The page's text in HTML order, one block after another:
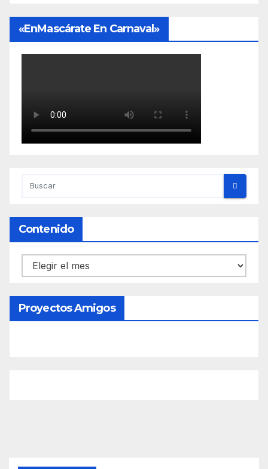
«EnMascárate En Carnaval»
Contenido
Contenido
Proyectos Amigos